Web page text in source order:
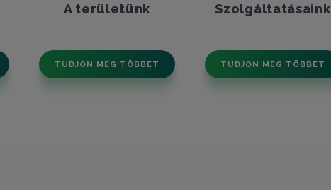
A területünk
TUDJON MEG TÖBBET
Szolgáltatásaink
TUDJON MEG TÖBBET